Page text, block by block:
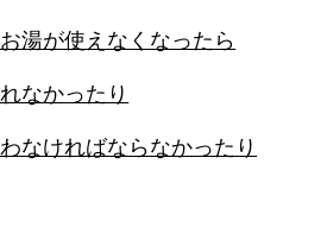
湯が使えなくなったら
なかったり
なければならなかったり